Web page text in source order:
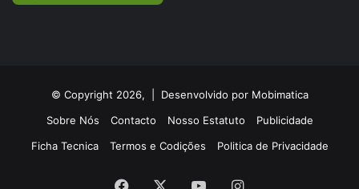
© Copyright 2026, | Desenvolvido por Mobimatica
Sobre Nós
Contacto Nosso Estatuto
Publicidade
Ficha Tecnica
Termos e Codições Politica de Privacidade
Facebook YouTubeInstagram